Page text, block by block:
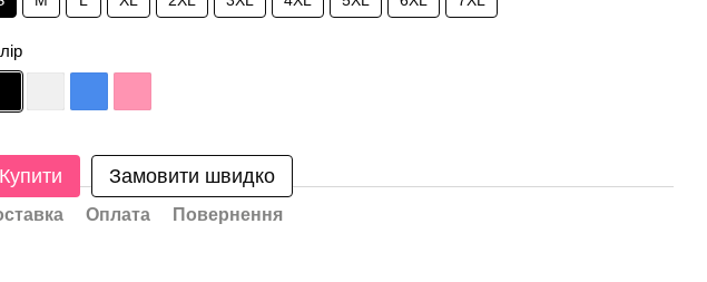
Купити Замовити швидко
Оплата Повернення